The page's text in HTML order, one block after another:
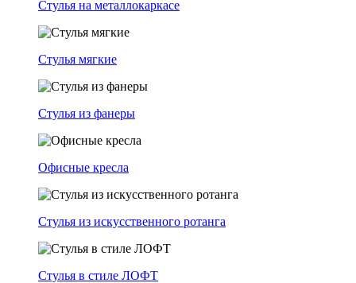
Стулья на металлокаркасе
Стулья мягкие
Стулья из фанеры
Офисные кресла
Стулья из искусственного ротанга
Стулья в стиле ЛОФТ